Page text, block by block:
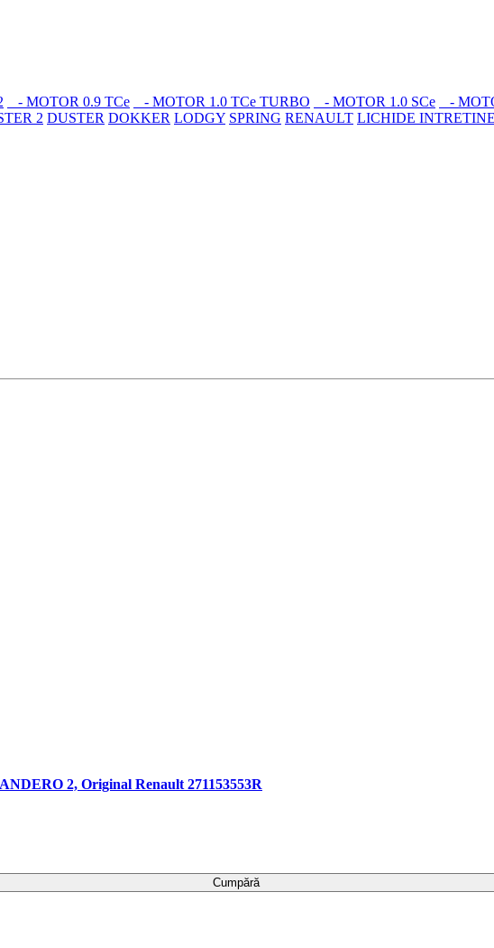
- MOTOR 0.9 TCe - MOTOR 1.0 TCe TURBO - MOTOR 1.0 SCe -
2 DUSTER DOKKER LODGY SPRING RENAULT LICHIDE
2, Original Renault 271153553R
Cumpără